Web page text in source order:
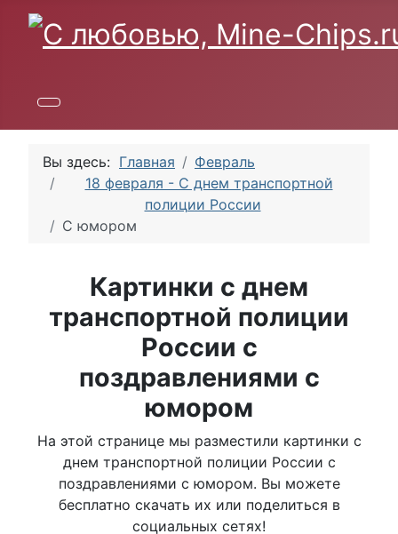
Вы здесь: Главная
Февраль
18 февраля - С днем транспортной
полиции России
С юмором
Картинки с днем
транспортной полиции
России с
поздравлениями с
юмором
На этой странице мы разместили картинки с
днем транспортной полиции России с
поздравлениями с юмором. Вы можете
бесплатно скачать их или поделиться в
социальных сетях!